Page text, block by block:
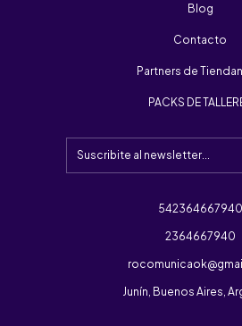
Blog
Contacto
Partners de
PACKS DE
542364667940
2364667940
Junín, Buenos Aires,